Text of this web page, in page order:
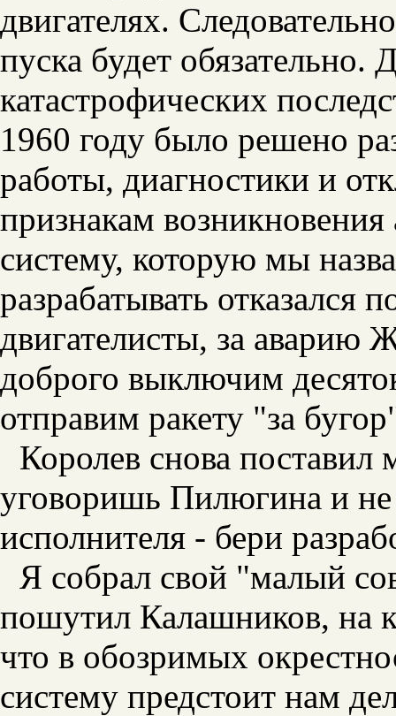
двигателях.
пуска будет обязательно.
катастрофических
1960 году было решено
работы, диагностики и
признакам
систему, которую мы
разрабатывать
двигателисты, за аварию
доброго выключим
отправим ракету "за
Королев снова
уговоришь Пилюгина и
исполнителя - бери
Я собрал свой "малый
пошутил Калашников, на
что в обозримых
систему предстоит нам